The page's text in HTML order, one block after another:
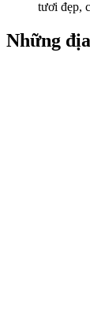
tươi đẹp,
Những